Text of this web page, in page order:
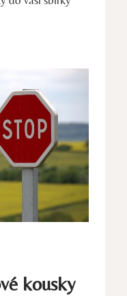
kousky